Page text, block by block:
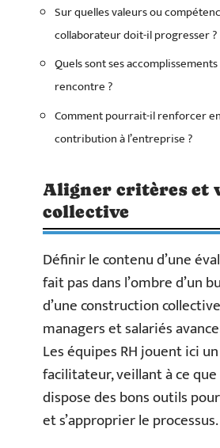
Sur quelles valeurs ou
collaborateur doit-il progresser ?
Quels sont ses
rencontre ?
Comment pourrait-il renforcer
contribution à l’entreprise ?
Aligner critères et
collective
Définir le contenu d’une
fait pas dans l’ombre d’un
d’une construction
managers et salariés
Les équipes RH jouent ici
facilitateur, veillant à ce que
dispose des bons outils
et s’approprier le processus.